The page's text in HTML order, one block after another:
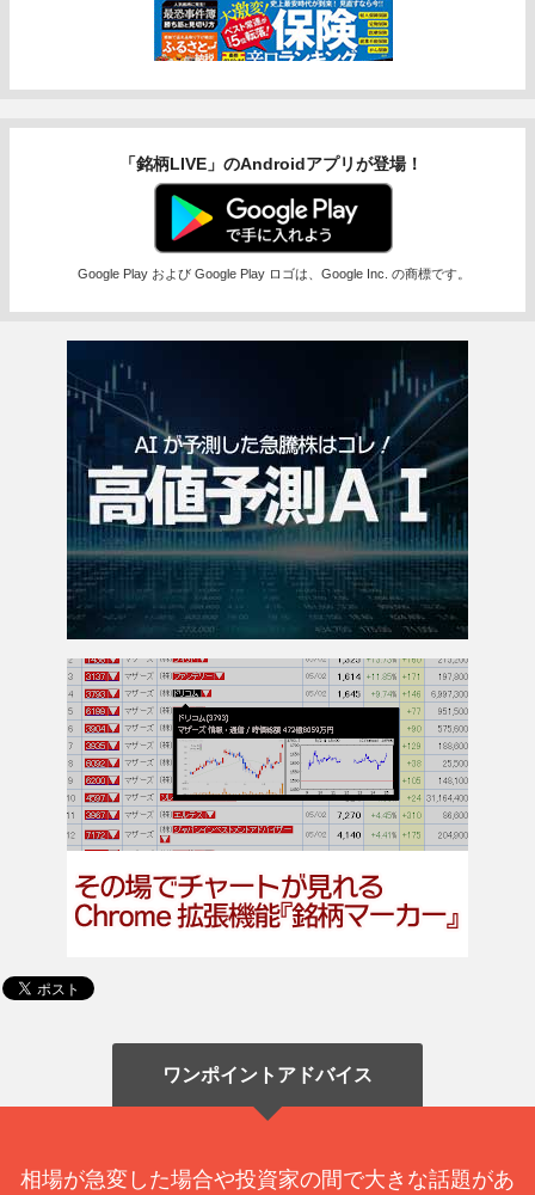
「銘柄LIVE」のAndroidアプリが登場！
Google Play および Google Play ロゴは、Google Inc. の商標です。
ワンポイントアドバイス
相場が急変した場合や投資家の間で大きな話題があ